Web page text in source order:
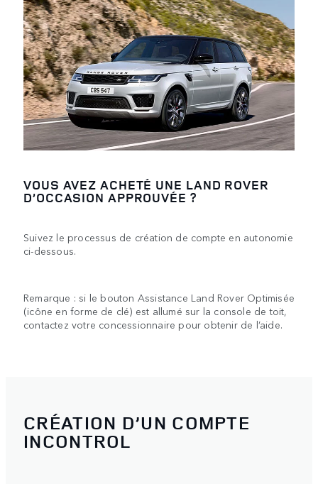
VOUS AVEZ ACHETÉ UNE LAND ROVER
D’OCCASION APPROUVÉE ?
Suivez le processus de création de compte en autonomie
ci-dessous.
Remarque : si le bouton Assistance Land Rover Optimisée
(icône en forme de clé) est allumé sur la console de toit,
contactez votre concessionnaire pour obtenir de l’aide.
CRÉATION D’UN COMPTE
INCONTROL